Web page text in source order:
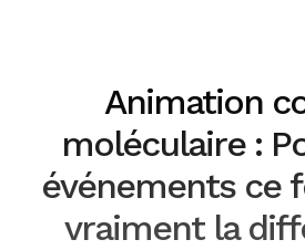
Animation
moléculaire :
événements ce
vraiment la